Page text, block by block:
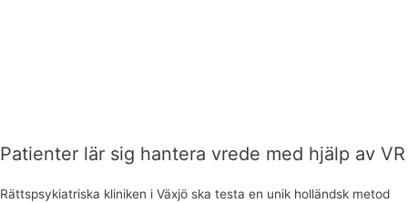
Patienter lär sig hantera vrede med hjälp av VR
Rättspsykiatriska kliniken i Växjö ska testa en unik holländsk metod